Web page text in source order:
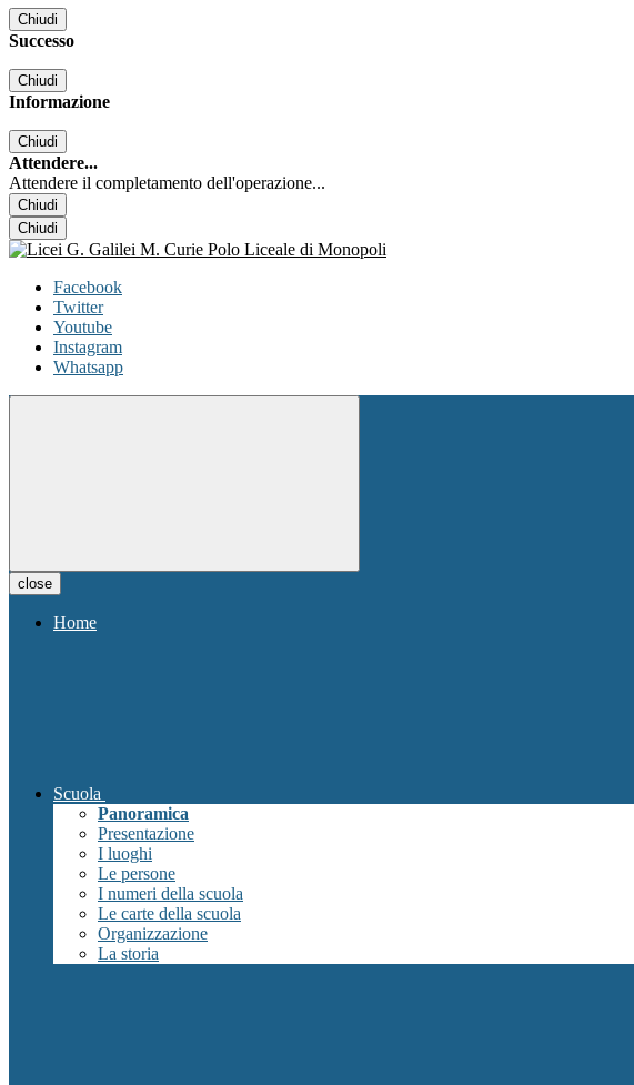
Chiudi
Successo
Chiudi
Informazione
Chiudi
Attendere...
Attendere il completamento dell'operazione...
Chiudi
Chiudi
Facebook
Twitter
Youtube
Instagram
Whatsapp
close
Home
Scuola
Panoramica
Presentazione
I luoghi
Le persone
I numeri della scuola
Le carte della scuola
Organizzazione
La storia